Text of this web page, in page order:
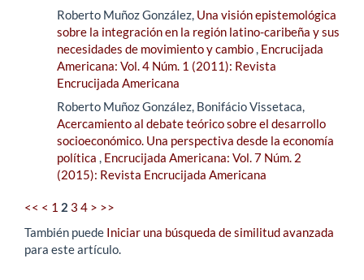
Roberto Muñoz González, Una visión epistemológica
sobre la integración en la región latino-caribeña y sus
necesidades de movimiento y cambio, Encrucijada
Americana: Vol. 4 Núm. 1 (2011): Revista
Encrucijada Americana
Roberto Muñoz González, Bonifácio Vissetaca,
Acercamiento al debate teórico sobre el desarrollo
socioeconómico. Una perspectiva desde la economía
política , Encrucijada Americana: Vol. 7 Núm. 2
(2015): Revista Encrucijada Americana
<< < 1 2 3 4 > >>
También puede Iniciar una búsqueda de similitud avanzada
para este artículo.